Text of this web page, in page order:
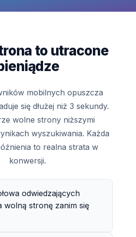
to utracone
mobilnych opuszcza
się dłużej niż 3 sekundy.
wolne strony niższymi
wyszukiwania. Każda
to realna strata w
konwersji.
odwiedzających
wolną stronę zanim się